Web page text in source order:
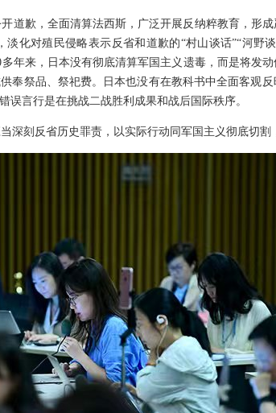
道歉，全面清算法西斯，广泛开展反纳粹教育，形
化对殖民侵略表示反省和道歉的“村山谈话”“河野
年来，日本没有彻底清算军国主义遗毒，而是将发
奉祭品、祭祀费。日本也没有在教科书中全面客观
误言行是在挑战二战胜利成果和战后国际秩序。
深刻反省历史罪责，以实际行动同军国主义彻底切割